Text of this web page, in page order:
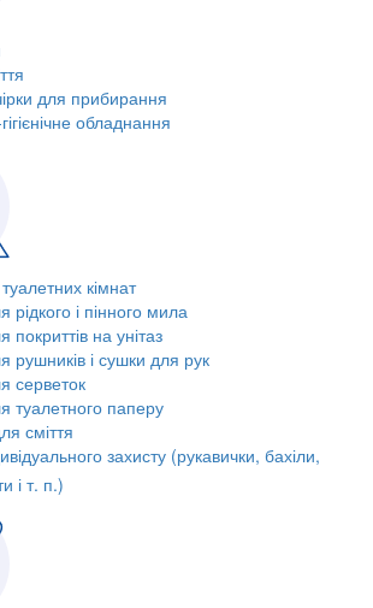
для прибирання
обладнання
кімнат
і пінного мила
на унітаз
рушників і сушки для рук
серветок
туалетного паперу
сміття
захисту (рукавички, бахіли,
і т. п.)